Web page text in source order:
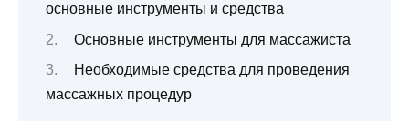
основные инструменты и средства
Основные инструменты для массажиста
Необходимые средства для проведения
массажных процедур